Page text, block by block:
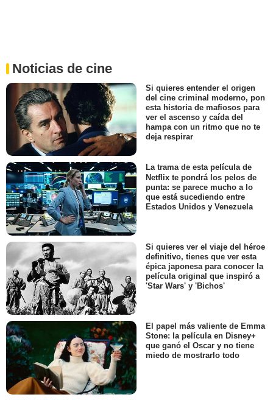
Noticias de cine
Si quieres entender el origen
del cine criminal moderno, pon
esta historia de mafiosos para
ver el ascenso y caída del
hampa con un ritmo que no te
deja respirar
La trama de esta película de
Netflix te pondrá los pelos de
punta: se parece mucho a lo
que está sucediendo entre
Estados Unidos y Venezuela
Si quieres ver el viaje del héroe
definitivo, tienes que ver esta
épica japonesa para conocer la
película original que inspiró a
'Star Wars' y 'Bichos'
El papel más valiente de Emma
Stone: la película en Disney+
que ganó el Oscar y no tiene
miedo de mostrarlo todo